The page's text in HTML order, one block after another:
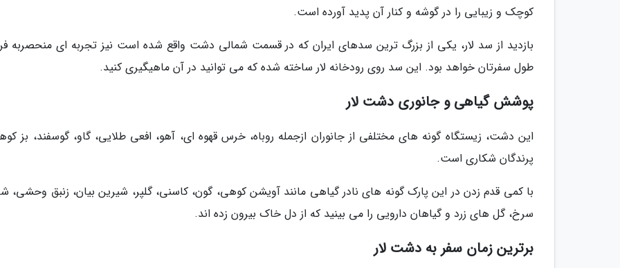
کوچک و زیبایی را در گوشه و کنار آن پدید آورده است.
بازدید از سد لار، یکی از بزرگ ترین سدهای ایران که در قسمت شمالی دشت واقع شده است نیز تجربه ای منحصربه
طول سفرتان خواهد بود. این سد روی رودخانه لار ساخته شده که می توانید در آن ماهیگیری کنید.
پوشش گیاهی و جانوری دشت لار
این دشت، زیستگاه گونه های مختلفی از جانوران ازجمله روباه، خرس قهوه ای، آهو، افعی طلایی، گاو، گوسفند، بز
پرندگان شکاری است.
با کمی قدم زدن در این پارک گونه های نادر گیاهی مانند آویشن کوهی، گون، کاسنی، گلپر، شیرین بیان، زنبق وحشی،
سرخ، گل های زرد و گیاهان دارویی را می بینید که از دل خاک بیرون زده اند.
برترین زمان سفر به دشت لار